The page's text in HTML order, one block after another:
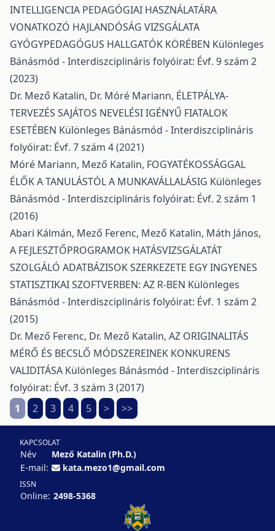
INTELLIGENCIA PEDAGÓGIAI HASZNÁLATÁRA
VONATKOZÓ HAJLANDÓSÁG VIZSGÁLATA
GYÓGYPEDAGÓGUS HALLGATÓK KÖRÉBEN Különleges
Bánásmód - Interdiszciplináris folyóirat: Évf. 9 szám 2
(2023)
Dr. Mező Katalin, Dr. Móré Mariann, ÉLETPÁLYA-
TERVEZÉS SAJÁTOS NEVELÉSI IGÉNYŰ FIATALOK
ESETÉBEN Különleges Bánásmód - Interdiszciplináris
folyóirat: Évf. 7 szám 4 (2021)
Móré Mariann, Mező Katalin, FOGYATÉKOSSÁGGAL
ÉLŐK A TANULÁSTÓL A MUNKAVÁLLALÁSIG Különleges
Bánásmód - Interdiszciplináris folyóirat: Évf. 2 szám 1
(2016)
Abari Kálmán, Mező Ferenc, Mező Katalin, Máth János,
A FEJLESZTŐPROGRAMOK HATÁSVIZSGÁLATÁT
SZOLGÁLÓ ADATBÁZISOK SZERKEZETE EGY INGYENES
STATISZTIKAI SZOFTVERBEN: AZ R-BEN Különleges
Bánásmód - Interdiszciplináris folyóirat: Évf. 1 szám 2
(2015)
Dr. Mező Ferenc, Dr. Mező Katalin, AZ ORIGINALITÁS
MÉRŐ ÉS BECSLŐ MÓDSZEREINEK KONKURENS
VALIDITÁSA Különleges Bánásmód - Interdiszciplináris
folyóirat: Évf. 3 szám 3 (2017)
1
2 3 4 5 > >>
KAPCSOLAT
Név
Mező Katalin (Ph.D.)
E-mail:
kata.mezo1@gmail.com
ISSN
Online: 2498-5368